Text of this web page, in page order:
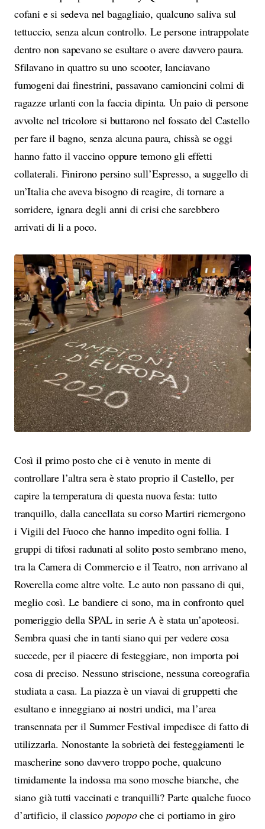
cofani e si sedeva nel bagagliaio, qualcuno saliva sul
tettuccio, senza alcun controllo. Le persone intrappolate
dentro non sapevano se esultare o avere davvero paura.
Sfilavano in quattro su uno scooter, lanciavano
fumogeni dai finestrini, passavano camioncini colmi di
ragazze urlanti con la faccia dipinta. Un paio di persone
avvolte nel tricolore si buttarono nel fossato del Castello
per fare il bagno, senza alcuna paura, chissà se oggi
hanno fatto il vaccino oppure temono gli effetti
collaterali. Finirono persino sull’Espresso, a suggello di
un’Italia che aveva bisogno di reagire, di tornare a
sorridere, ignara degli anni di crisi che sarebbero
arrivati di li a poco.
Così il primo posto che ci è venuto in mente di
controllare l’altra sera è stato proprio il Castello, per
capire la temperatura di questa nuova festa: tutto
tranquillo, dalla cancellata su corso Martiri riemergono
i Vigili del Fuoco che hanno impedito ogni follia. I
gruppi di tifosi radunati al solito posto sembrano meno,
tra la Camera di Commercio e il Teatro, non arrivano al
Roverella come altre volte. Le auto non passano di qui,
meglio così. Le bandiere ci sono, ma in confronto quel
pomeriggio della SPAL in serie A è stata un’apoteosi.
Sembra quasi che in tanti siano qui per vedere cosa
succede, per il piacere di festeggiare, non importa poi
cosa di preciso. Nessuno striscione, nessuna coreografia
studiata a casa. La piazza è un viavai di gruppetti che
esultano e inneggiano ai nostri undici, ma l’area
transennata per il Summer Festival impedisce di fatto di
utilizzarla. Nonostante la sobrietà dei festeggiamenti le
mascherine sono davvero troppo poche, qualcuno
timidamente la indossa ma sono mosche bianche, che
siano già tutti vaccinati e tranquilli? Parte qualche fuoco
d’artificio, il classico popopoche ci portiamo in giro